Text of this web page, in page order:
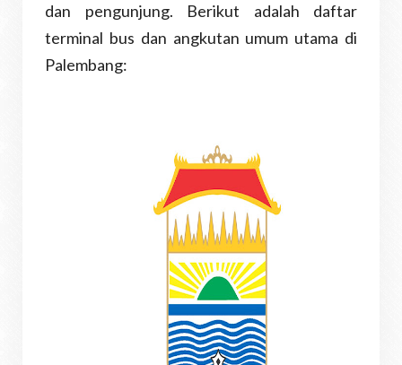
dan pengunjung. Berikut adalah daftar
terminal bus dan angkutan umum utama di
Palembang: